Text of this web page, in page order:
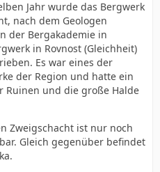
Jahr wurde das Bergwerk
nach dem Geologen
der Bergakademie in
in Rovnost (Gleichheit)
Es war eines der
der Region und hatte ein
Ruinen und die große Halde
Zweigschacht ist nur noch
Gleich gegenüber befindet